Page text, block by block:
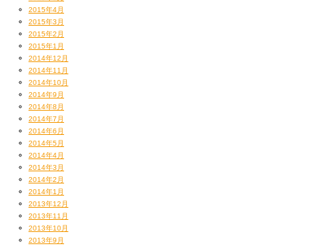
こんな感じで2014もありがとうございました。
また来年もよろしくお願い申し上げます！
izoh
今治のB級グルメ、焼豚玉子飯。
うまいです！！！
2015年4月
2015年3月
2015年2月
2015年1月
2014年12月
2014年11月
2014年10月
2014年9月
2014年8月
2014年7月
2014年6月
2014年5月
2014年4月
2014年3月
2014年2月
2014年1月
2013年12月
2013年11月
2013年10月
2013年9月